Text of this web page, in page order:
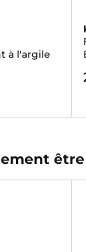
à l'argile